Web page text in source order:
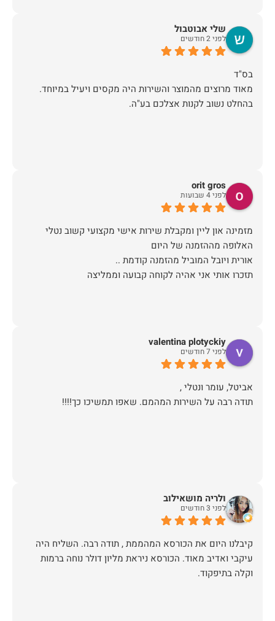
שלי אבוטבול
לפני 2 חודשים
מאוד מרוצים מהמוצר והשירות היה מקסים ויעיל במיוחד.
בהחלט נשוב לקנות אצלכם בע"ה.
orit gros
לפני 4 שבועות
מזמינה און ליין ומקבלת שירות אישי מקצועי קשוב נטלי
תזכרו אותי אני אהיה לקוחה קבועה וממליצה
valentina plotyckiy
לפני 7 חודשים
תודה רבה על השירות המהמם. שאפו תמשיכו כך!!!!
ולריה מושאילוב
לפני 3 חודשים
קיבלנו היום את הכורסא המהממת , תודה רבה. השליח היה
עיקבי ואדיב מאוד. הכורסא ניראת מליון דולר נוחה ברמות
וקלה בתיפקוד.